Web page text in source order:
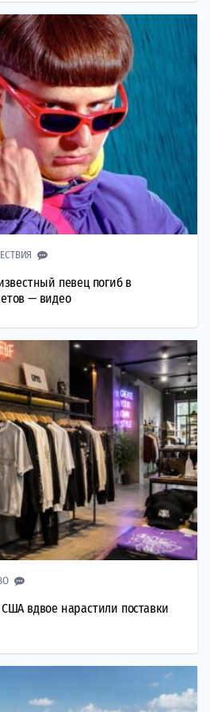
певец погиб в
— видео
вдвое нарастили поставки